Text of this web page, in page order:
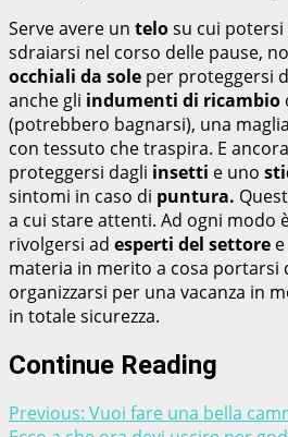
Serve avere un telosu cui
sdraiarsi nel corso delle pause,
occhiali da sole per proteggersi
anche gli indumenti di ricambio
(potrebbero bagnarsi), una
con tessuto che traspira. E
proteggersi dagli insetti e uno
sintomi in caso di puntura.
a cui stare attenti. Ad ogni modo
rivolgersi ad esperti del settore
materia in merito a cosa portarsi
organizzarsi per una vacanza in
in totale sicurezza.
Continue Reading
Previous: Vuoi fare una bella